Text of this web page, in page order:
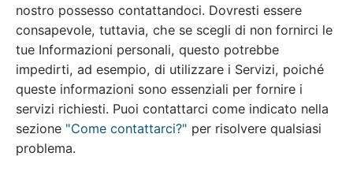
nostro possesso contattandoci. Dovresti essere
consapevole, tuttavia, che se scegli di non fornirci le
tue Informazioni personali, questo potrebbe
impedirti, ad esempio, di utilizzare i Servizi, poiché
queste informazioni sono essenziali per fornire i
servizi richiesti. Puoi contattarci come indicato nella
sezione "Come contattarci?" per risolvere qualsiasi
problema.